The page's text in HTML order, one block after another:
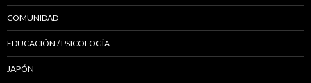
COMUNIDAD
EDUCACIÓN / PSICOLOGÍA
JAPÓN